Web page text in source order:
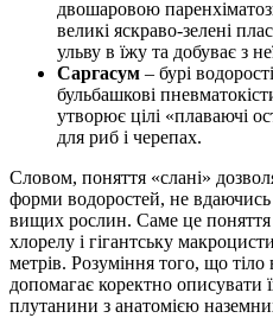
двошаровою
великі яскраво-зелені
ульву в їжу та добуває з
Саргасум – бурі
бульбашкові
утворює цілі «плаваючі
для риб і черепах.
Словом, поняття «слані»
форми водоростей, не
вищих рослин. Саме це поняття
хлорелу і гігантську
метрів. Розуміння того, що
допомагає коректно
плутанини з анатомією